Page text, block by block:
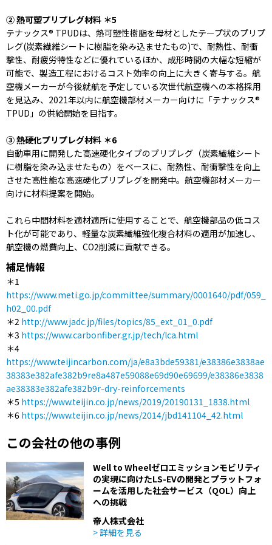
② 熱可塑プリプレグ材料 ＊5
テナックス® TPUDは、熱可塑性樹脂を母材としたテープ状のプリプ
レグ(炭素繊維シートに樹脂を染み込ませたもの)で、耐熱性、耐衝
撃性、耐疲労特性などに優れているほか、成形時間の大幅な短縮が
可能で、製造工程におけるコスト効率の向上に大きく寄与する。航
空機メーカーが今後就航を予定している次世代航空機への本格採用
を見込み、2021年以内に航空機部材メーカー向けに「テナックス®
TPUD」の供給開始を目指す。
③ 熱硬化プリプレグ材料 ＊6
自動車用に開発した高速硬化タイプのプリプレグ（炭素繊維シート
に樹脂を染み込ませたもの）をベースに、耐熱性、耐衝撃性を向上
させた高性能な高速硬化プリプレグを開発中。航空機部材メーカー
向けに材料提案を開始。
これら中間材料を適材適所に使用することで、航空機部品の低コス
ト化が可能であり、軽量な炭素繊維強化複合材料の適用が加速し、
航空機の燃費向上、CO2削減に貢献できる。
補足情報
＊1
https://www.meti.go.jp/committee/summary/0001640/pdf/059_
h02_00.pdf
＊2 http://www.jadc.jp/files/topics/85_ext_01_0.pdf
＊3 https://www.carbonfiber.gr.jp/tech/lca.html
＊4
https://www.teijincarbon.com/ja/e8a3bde59381/e38386e3838ae
38383e382afe382b9re8a487e59088e69d90e69699/e38386e3838
ae38383e382afe382b9r-dry-reinforcements
＊5 https://www.teijin.co.jp/news/2019/20190131_1838.html
＊6 https://www.teijin.co.jp/news/2014/jbd141104_42.html
この会社の他の事例
Well to Wheelゼロエミッションモビリティ
の実現に向けたLS-EVの開発とプラットフォ
ームを活用した社会サービス（QOL）向上
への挑戦
帝人株式会社
> 詳細を見る